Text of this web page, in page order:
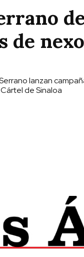
de
lanzan
de Sinaloa